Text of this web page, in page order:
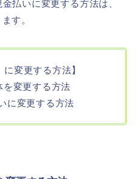
払いに変更する方法は、
す。
に変更する方法】
変更する方法
に変更する方法